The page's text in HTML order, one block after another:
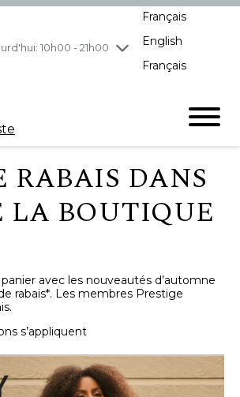
10h00 - 21h00
8/7
10h00 - 21h00
Français
English
Français
RABAIS DANS
LA BOUTIQUE
avec les nouveautés d’automne
rabais*. Les membres Prestige
s’appliquent